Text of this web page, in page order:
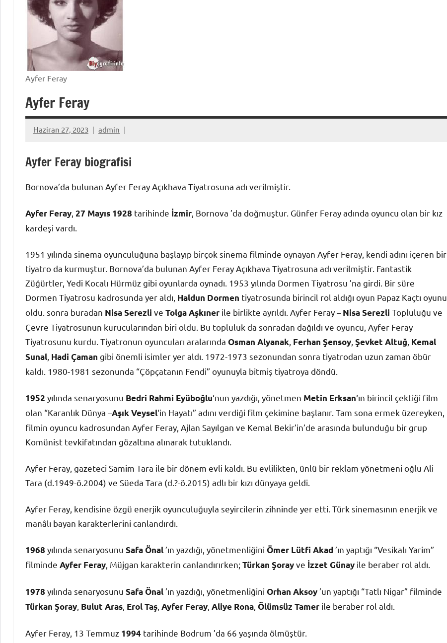
Ayfer Feray
Ayfer Feray
Haziran 27, 2023 admin
Ayfer Feray biografisi
Bornova’da bulunan Ayfer Feray Açıkhava Tiyatrosuna adı verilmiştir.
Ayfer Feray 27 Mayıs 1928 tarihinde İzmir , Bornova ’da doğmuştur. Günfer Feray adında oyuncu olan bir kız
kardeşi vardı.
1951 yılında sinema oyunculuğuna başlayıp birçok sinema filminde oynayan Ayfer Feray, kendi adını içeren bir
tiyatro da kurmuştur. Bornova’da bulunan Ayfer Feray Açıkhava Tiyatrosuna adı verilmiştir. Fantastik
Züğürtler, Yedi Kocalı Hürmüz gibi oyunlarda oynadı. 1953 yılında Dormen Tiyatrosu ’na girdi. Bir süre
Dormen Tiyatrosu kadrosunda yer aldı, Haldun Dormen tiyatrosunda birincil rol aldığı oyun Papaz Kaçtı oyunu
oldu. sonra buradan Nisa Serezli ve Tolga Aşkıner ile birlikte ayrıldı. Ayfer Feray –Nisa Serezli Topluluğu ve
Çevre Tiyatrosunun kurucularından biri oldu. Bu topluluk da sonradan dağıldı ve oyuncu, Ayfer Feray
Tiyatrosunu kurdu. Tiyatronun oyuncuları aralarında Osman Alyanak Ferhan Şensoy Şevket Altuğ Kemal
Sunal Hadi Çaman gibi önemli isimler yer aldı. 1972-1973 sezonundan sonra tiyatrodan uzun zaman öbür
kaldı. 1980-1981 sezonunda “Çöpçatanın Fendi” oyunuyla bitmiş tiyatroya döndü.
1952 yılında senaryosunu Bedri Rahmi Eyüboğlu‘nun yazdığı, yönetmen Metin Erksan‘ın birincil çektiği film
olan “Karanlık Dünya –Aşık Veysel‘in Hayatı” adını verdiği film çekimine başlanır. Tam sona ermek üzereyken,
filmin oyuncu kadrosundan Ayfer Feray, Ajlan Sayılgan ve Kemal Bekir’in’de arasında bulunduğu bir grup
Komünist tevkifatından gözaltına alınarak tutuklandı.
Ayfer Feray, gazeteci Samim Tara ile bir dönem evli kaldı. Bu evlilikten, ünlü bir reklam yönetmeni oğlu Ali
Tara (d.1949-ö.2004) ve Süeda Tara (d.?-ö.2015) adlı bir kızı dünyaya geldi.
Ayfer Feray, kendisine özgü enerjik oyunculuğuyla seyircilerin zihninde yer etti. Türk sinemasının enerjik ve
manâlı bayan karakterlerini canlandırdı.
1968 yılında senaryosunu Safa Önal’ın yazdığı, yönetmenliğini Ömer Lütfi Akad ’ın yaptığı “Vesikalı Yarim”
filminde Ayfer Feray , Müjgan karakterin canlandırırken; Türkan Şorayve İzzet Günay ile beraber rol aldı.
1978 yılında senaryosunu Safa Önal’ın yazdığı, yönetmenliğini Orhan Aksoy’un yaptığı “Tatlı Nigar” filminde
Türkan Şoray Bulut Aras Erol Taş Ayfer Feray Aliye Rona Ölümsüz Tamer ile beraber rol aldı.
Ayfer Feray, 13 Temmuz 1994 tarihinde Bodrum ’da 66 yaşında ölmüştür.